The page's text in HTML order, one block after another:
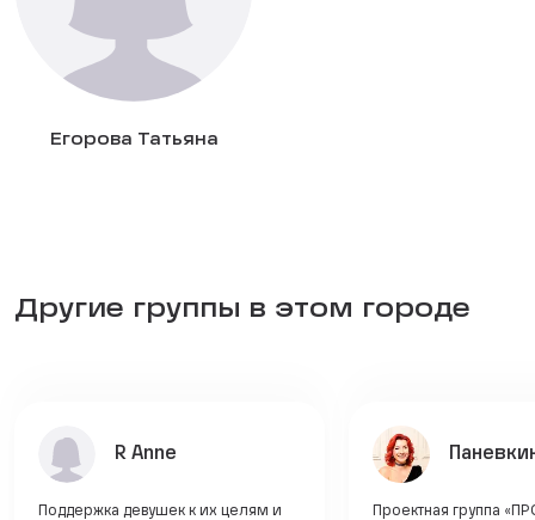
Егорова Татьяна
Другие группы в этом городе
R Anne
Поддержка девушек к их целям и
Проектная группа